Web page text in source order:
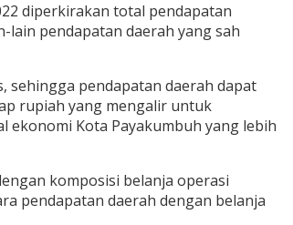
diperkirakan total pendapatan
lain pendapatan daerah yang sah
sehingga pendapatan daerah dapat
rupiah yang mengalir untuk
ekonomi Kota Payakumbuh yang lebih
komposisi belanja operasi
pendapatan daerah dengan belanja